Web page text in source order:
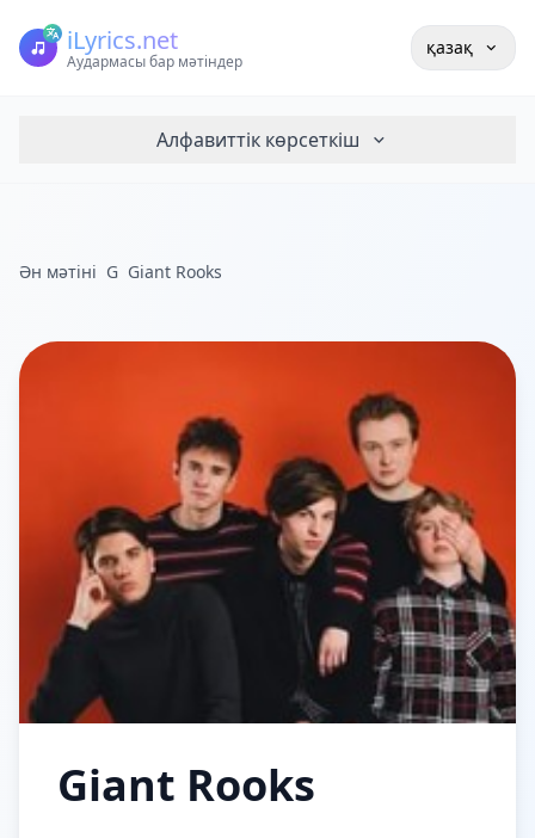
iLyrics.net
Аудармасы бар мәтіндер
қазақ
Алфавиттік көрсеткіш
Ән мәтіні G Giant Rooks
Giant Rooks